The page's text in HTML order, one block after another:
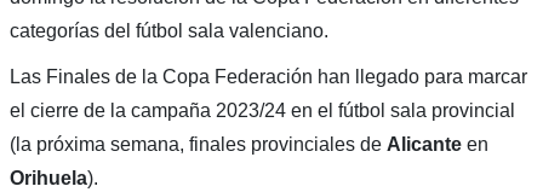
categorías del fútbol sala valenciano.
Las Finales de la Copa Federación han llegado para marcar
el cierre de la campaña 2023/24 en el fútbol sala provincial
(la próxima semana, finales provinciales de Alicanteen
Orihuela).